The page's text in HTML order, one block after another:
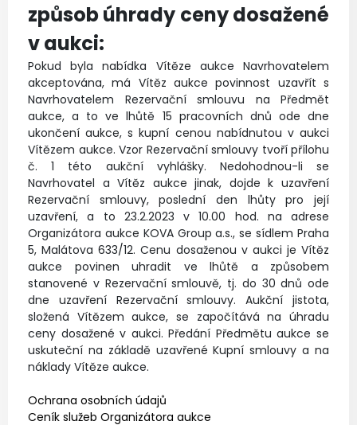
způsob úhrady ceny dosažené
v aukci:
Pokud byla nabídka Vítěze aukce Navrhovatelem
akceptována, má Vítěz aukce povinnost uzavřít s
Navrhovatelem Rezervační smlouvu na Předmět
aukce, a to ve lhůtě 15 pracovních dnů ode dne
ukončení aukce, s kupní cenou nabídnutou v aukci
Vítězem aukce. Vzor Rezervační smlouvy tvoří přílohu
č. 1 této aukční vyhlášky. Nedohodnou-li se
Navrhovatel a Vítěz aukce jinak, dojde k uzavření
Rezervační smlouvy, poslední den lhůty pro její
uzavření, a to 23.2.2023 v 10.00 hod. na adrese
Organizátora aukce KOVA Group a.s., se sídlem Praha
5, Malátova 633/12. Cenu dosaženou v aukci je Vítěz
aukce povinen uhradit ve lhůtě a způsobem
stanovené v Rezervační smlouvě, tj. do 30 dnů ode
dne uzavření Rezervační smlouvy. Aukční jistota,
složená Vítězem aukce, se započítává na úhradu
ceny dosažené v aukci. Předání Předmětu aukce se
uskuteční na základě uzavřené Kupní smlouvy a na
náklady Vítěze aukce.
Ochrana osobních údajů
Ceník služeb Organizátora aukce